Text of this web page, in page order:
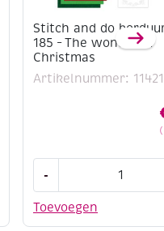
Stitch and do
185 – The wonder of
Christmas
Artikelnummer:
Toevoegen
-
do